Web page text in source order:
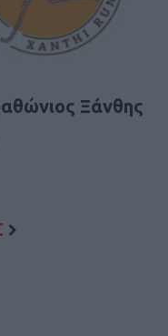
Ξάνθης